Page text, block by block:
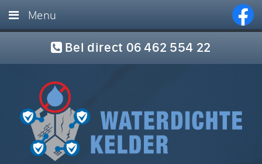
Bel direct 06 462 554 22
Menu
Diensten
Foto’s
Referenties
Blog